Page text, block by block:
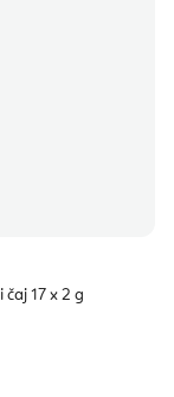
17 x 2 g